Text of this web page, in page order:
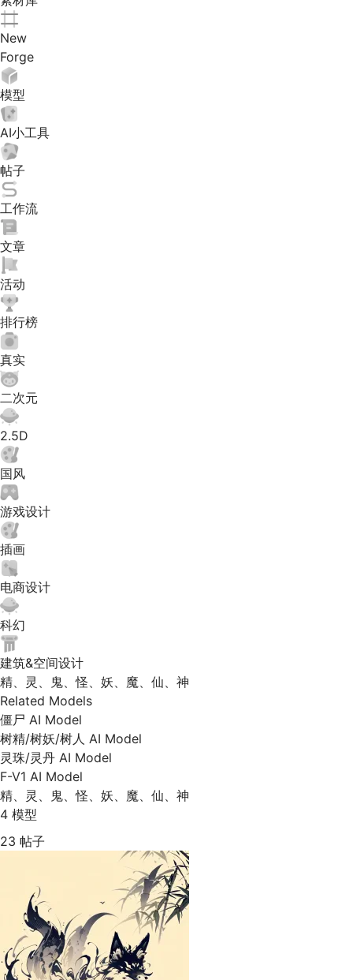
New
Forge
模型
AI小工具
帖子
工作流
文章
活动
排行榜
真实
二次元
2.5D
国风
游戏设计
插画
电商设计
科幻
建筑&空间设计
精、灵、鬼、怪、妖、魔、仙、神
Related Models
僵尸 AI Model
树精/树妖/树人 AI Model
灵珠/灵丹 AI Model
F-V1 AI Model
精、灵、鬼、怪、妖、魔、仙、神
4 模型
23 帖子